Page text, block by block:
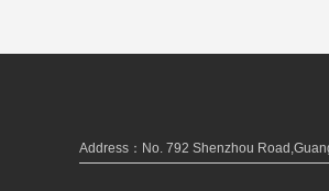
Address：No. 792 Shenzhou